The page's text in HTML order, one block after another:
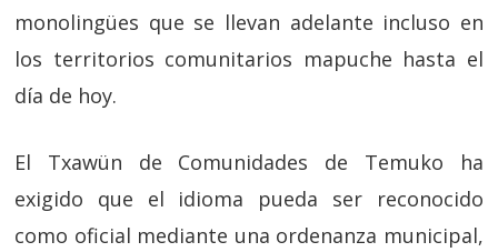
monolingües que se llevan adelante incluso en
los territorios comunitarios mapuche hasta el
día de hoy.
El Txawün de Comunidades de Temuko ha
exigido que el idioma pueda ser reconocido
como oficial mediante una ordenanza municipal,